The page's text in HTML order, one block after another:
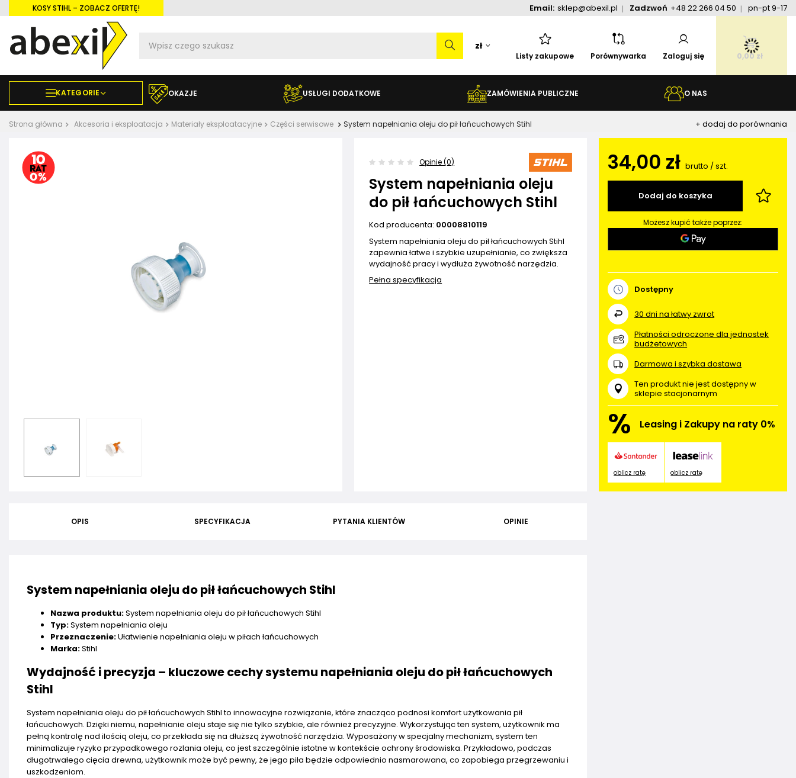
KOSY STIHL – ZOBACZ OFERTĘ! Email: sklep@abexil.pl Zadzwoń +48 22 266 04 50 pn-pt 9-17
zł
Listy zakupowe Porównywarka Zaloguj się 0,00 zł
KATEGORIE OKAZJE USŁUGI DODATKOWE ZAMÓWIENIA PUBLICZNE O NAS
Strona główna Akcesoria i eksploatacja Materiały eksploatacyjne Części serwisowe System napełniania oleju do pił łańcuchowych Stihl + dodaj do porównania
Opinie (0)
System napełniania oleju
do pił łańcuchowych Stihl
Kod producenta: 00008810119
System napełniania oleju do pił łańcuchowych Stihl
zapewnia łatwe i szybkie uzupełnianie, co zwiększa
wydajność pracy i wydłuża żywotność narzędzia.
Pełna specyfikacja
34,00 zł brutto /szt.
Dodaj do koszyka
Możesz kupić także poprzez:
Dostępny
30 dni na łatwy zwrot
Płatności odroczone dla jednostek
budżetowych
Darmowa i szybka dostawa
Ten produkt nie jest dostępny w
sklepie stacjonarnym
% Leasing i Zakupy na raty 0%
oblicz ratę oblicz ratę
OPIS SPECYFIKACJA PYTANIA KLIENTÓW OPINIE
System napełniania oleju do pił łańcuchowych Stihl
Nazwa produktu:System napełniania oleju do pił łańcuchowych Stihl
Typ:System napełniania oleju
Przeznaczenie:Ułatwienie napełniania oleju w piłach łańcuchowych
Marka:Stihl
Wydajność i precyzja – kluczowe cechy systemu napełniania oleju do pił łańcuchowych
Stihl
System napełniania oleju do pił łańcuchowych Stihl to innowacyjne rozwiązanie, które znacząco podnosi komfort użytkowania pił
łańcuchowych. Dzięki niemu, napełnianie oleju staje się nie tylko szybkie, ale również precyzyjne. Wykorzystując ten system, użytkownik ma
pełną kontrolę nad ilością oleju, co przekłada się na dłuższą żywotność narzędzia. Wyposażony w specjalny mechanizm, system ten
minimalizuje ryzyko przypadkowego rozlania oleju, co jest szczególnie istotne w kontekście ochrony środowiska. Przykładowo, podczas
długotrwałego cięcia drewna, użytkownik może być pewny, że jego piła będzie odpowiednio nasmarowana, co zapobiega przegrzewaniu i
uszkodzeniom.